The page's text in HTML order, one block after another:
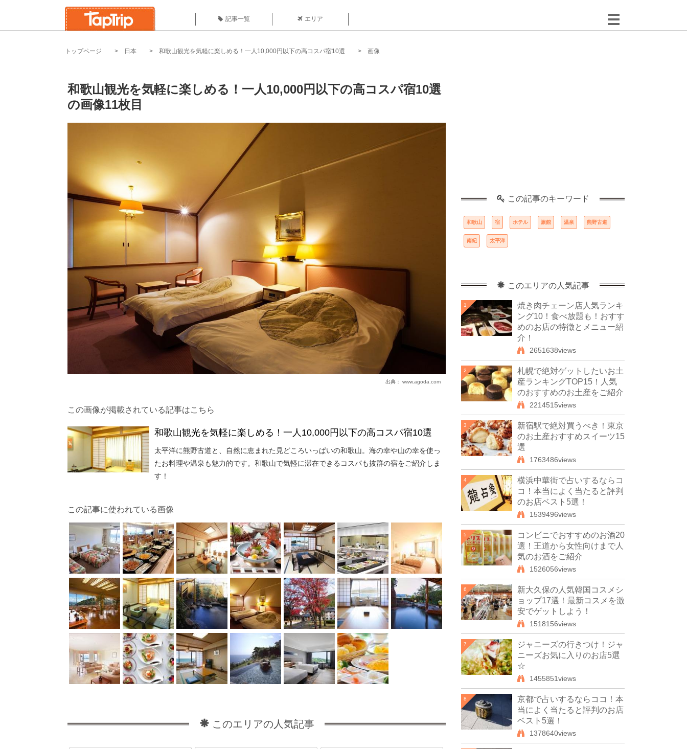
記事一覧 エリア
トップページ 日本 和歌山観光を気軽に楽しめる！一人10,000円以下の高コスパ宿10選 画像
和歌山観光を気軽に楽しめる！一人10,000円以下の高コスパ宿10選
の画像11枚目
出典： www.agoda.com
この画像が掲載されている記事はこちら
和歌山観光を気軽に楽しめる！一人10,000円以下の高コスパ宿10選
太平洋に熊野古道と、自然に恵まれた見どころいっぱいの和歌山。海の幸や山の幸を使っ
たお料理や温泉も魅力的です。和歌山で気軽に滞在できるコスパも抜群の宿をご紹介しま
す！
この記事に使われている画像
このエリアの人気記事
この記事のキーワード
和歌山 宿 ホテル 旅館 温泉 熊野古道
南紀 太平洋
このエリアの人気記事
1
焼き肉チェーン店人気ランキ
ング10！食べ放題も！おすす
めのお店の特徴とメニュー紹
介！
2651638views
2
札幌で絶対ゲットしたいお土
産ランキングTOP15！人気
のおすすめのお土産をご紹介
2214515views
3
新宿駅で絶対買うべき！東京
のお土産おすすめスイーツ15
選
1763486views
4
横浜中華街で占いするならコ
コ！本当によく当たると評判
のお店ベスト5選！
1539496views
5
コンビニでおすすめのお酒20
選！王道から女性向けまで人
気のお酒をご紹介
1526056views
6
新大久保の人気韓国コスメシ
ョップ17選！最新コスメを激
安でゲットしよう！
1518156views
7
ジャニーズの行きつけ！ジャ
ニーズお気に入りのお店5選
☆
1455851views
8
京都で占いするならココ！本
当によく当たると評判のお店
ベスト5選！
1378640views